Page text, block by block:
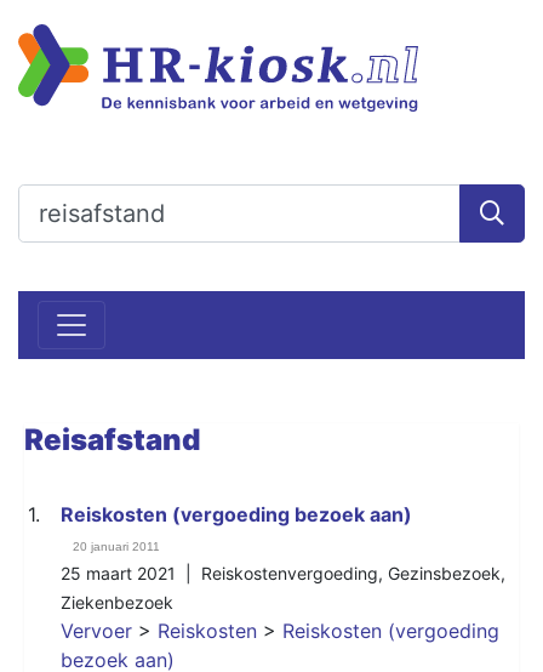
Reisafstand
1. Reiskosten (vergoeding bezoek aan)
20 januari 2011
25 maart 2021 | Reiskostenvergoeding, Gezinsbezoek,
Ziekenbezoek
Vervoer > Reiskosten > Reiskosten (vergoeding
bezoek aan)